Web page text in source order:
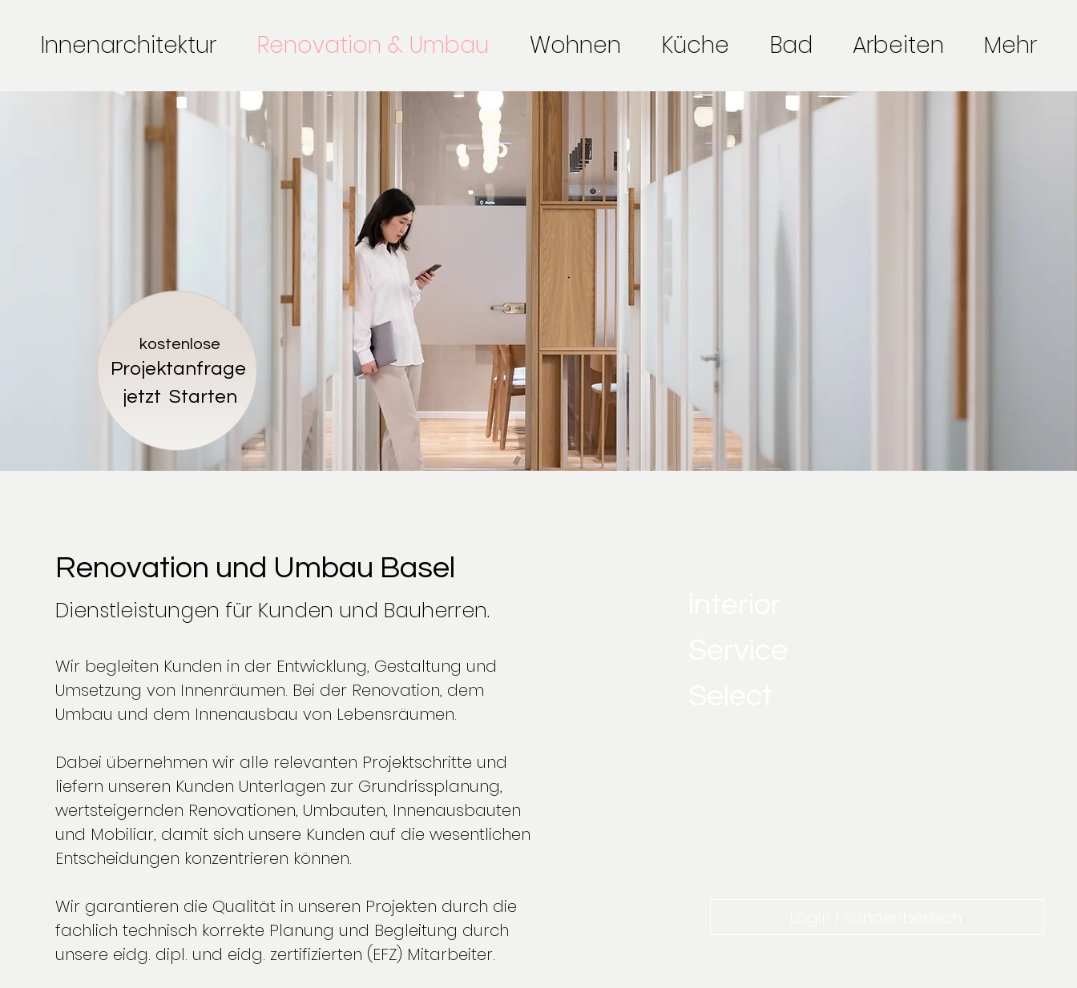
Innenarchitektur Renovation & Umbau Wohnen Küche Bad Arbeiten Mehr
kostenlose
Projektanfrage
jetzt Starten
Renovation und Umbau Basel
Dienstleistungen für Kunden und Bauherren.
Wir begleiten Kunden in der Entwicklung, Gestaltung und
Umsetzung von Innenräumen. Bei der Renovation, dem
Umbau und dem Innenausbau von Lebensräumen.
Dabei übernehmen wir alle relevanten Projektschritte und
liefern unseren Kunden Unterlagen zur Grundrissplanung,
wertsteigernden Renovationen, Umbauten, Innenausbauten
und Mobiliar, damit sich unsere Kunden auf die wesentlichen
Entscheidungen konzentrieren können.
Wir garantieren die Qualität in unseren Projekten durch die
fachlich technisch korrekte Planung und Begleitung durch
unsere eidg. dipl. und eidg. zertifizierten (EFZ) Mitarbeiter.